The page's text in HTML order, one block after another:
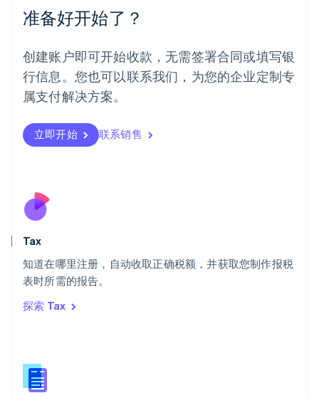
准备好开始了？
创建账户即可开始收款，无需签署合同或填写银
行信息。您也可以联系我们，为您的企业定制专
属支付解决方案。
立即开始 联系销售
Tax
知道在哪里注册，自动收取正确税额，并获取您制作报税
表时所需的报告。
探索 Tax
墨西哥
EspañolEnglish
English
葡萄牙
PortuguêsEnglish
日本
瑞典
Svenska English
瑞士
English
斯洛伐克
泰国
ไทยEnglish
English
English
新西兰